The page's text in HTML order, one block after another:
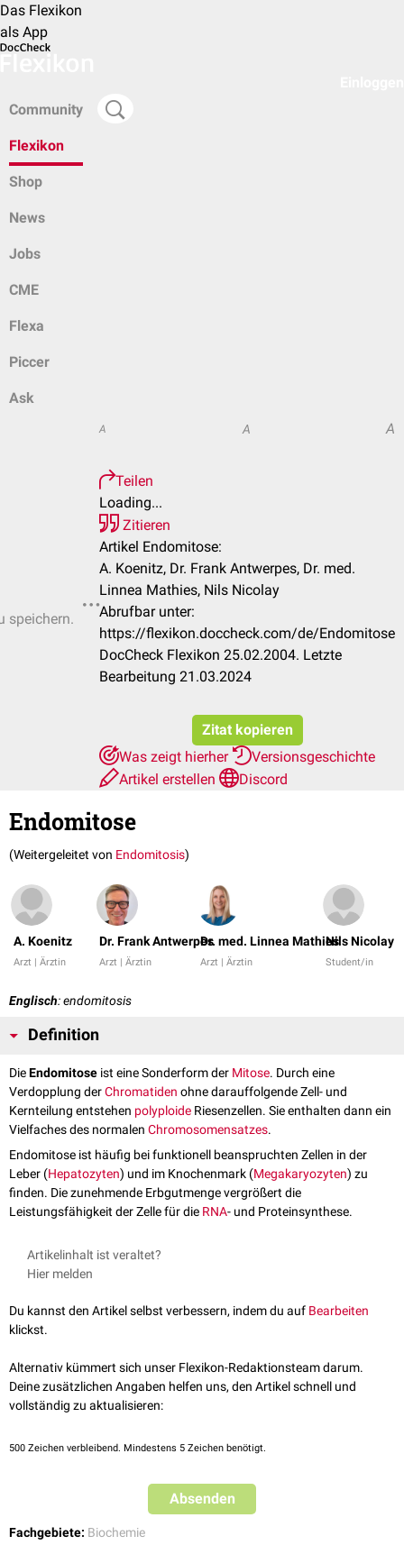
Das Flexikon
als App
Community
Flexikon
Shop
News
Jobs
CME
Flexa
Piccer
Ask
speichern.
A A A
Teilen
Loading...
Zitieren
Artikel Endomitose:
A. Koenitz, Dr. Frank Antwerpes, Dr. med.
Linnea Mathies, Nils Nicolay
Abrufbar unter:
https://flexikon.doccheck.com/de/Endomitose
DocCheck Flexikon 25.02.2004. Letzte
Bearbeitung 21.03.2024
Zitat kopieren
Was zeigt hierher
Versionsgeschichte
Artikel erstellen
Discord
Endomitose
(Weitergeleitet von Endomitosis)
A. Koenitz
Arzt | Ärztin
Dr. Frank Antwerpes
Arzt | Ärztin
Dr. med. Linnea Mathies
Arzt | Ärztin
Nils Nicolay
Student/in
Englisch: endomitosis
Definition
DieEndomitose ist eine Sonderform der Mitose. Durch eine
Verdopplung derChromatiden ohne darauffolgende Zell- und
Kernteilung entstehen polyploide Riesenzellen. Sie enthalten dann ein
Vielfaches des normalen Chromosomensatzes.
Endomitose ist häufig bei funktionell beanspruchten Zellen in der
Leber (Hepatozyten) und im Knochenmark (Megakaryozyten) zu
finden. Die zunehmende Erbgutmenge vergrößert die
Leistungsfähigkeit der Zelle für die RNA- und Proteinsynthese.
Artikelinhalt ist veraltet?
Hier melden
Du kannst den Artikel selbst verbessern, indem du auf Bearbeiten
klickst.
Alternativ kümmert sich unser Flexikon-Redaktionsteam darum.
Deine zusätzlichen Angaben helfen uns, den Artikel schnell und
vollständig zu aktualisieren:
500 Zeichen verbleibend. Mindestens 5 Zeichen benötigt.
Absenden
Fachgebiete: Biochemie